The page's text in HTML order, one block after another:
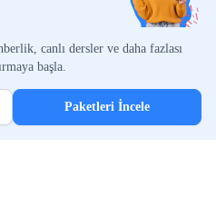
canlı dersler ve daha fazlası
başla.
Paketleri İncele